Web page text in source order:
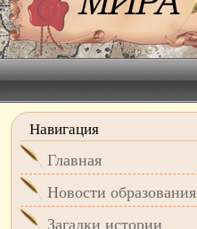
Навигация
Главная
Новости образования
Загадки истории